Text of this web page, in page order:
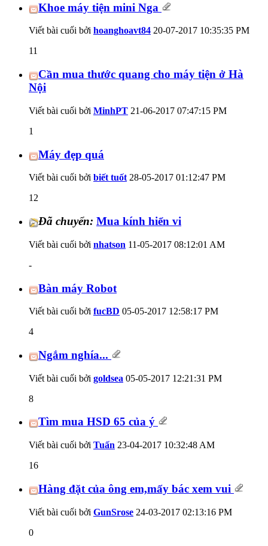
Khoe máy tiện mini Nga
Viết bài cuối bởi hoanghoavt84 20-07-2017 10:35:35 PM
11
Cần mua thước quang cho máy tiện ở Hà
Nội
Viết bài cuối bởi MinhPT 21-06-2017 07:47:15 PM
1
Máy đẹp quá
Viết bài cuối bởi biết tuốt 28-05-2017 01:12:47 PM
12
Đã chuyển: Mua kính hiển vi
Viết bài cuối bởi nhatson 11-05-2017 08:12:01 AM
-
Bàn máy Robot
Viết bài cuối bởi fucBD 05-05-2017 12:58:17 PM
4
Ngắm nghía...
Viết bài cuối bởi goldsea 05-05-2017 12:21:31 PM
8
Tìm mua HSD 65 của ý
Viết bài cuối bởi Tuấn 23-04-2017 10:32:48 AM
16
Hàng đặt của ông em,mấy bác xem vui
Viết bài cuối bởi GunSrose 24-03-2017 02:13:16 PM
0